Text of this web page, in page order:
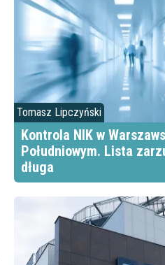
Tomasz Lipczyński
Kontrola NIK w
Południowym. Lista
długa